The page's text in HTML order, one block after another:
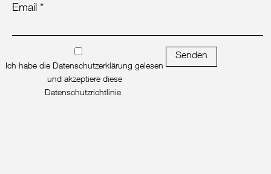
Email *
Ich habe die Datenschutzerklärung gelesen
und akzeptiere diese
Datenschutzrichtlinie
Senden